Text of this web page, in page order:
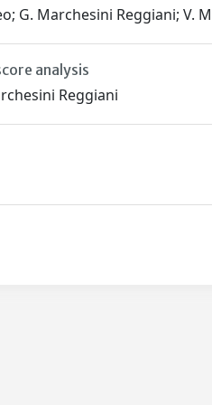
G. Marchesini Reggiani; V.
analysis
Reggiani